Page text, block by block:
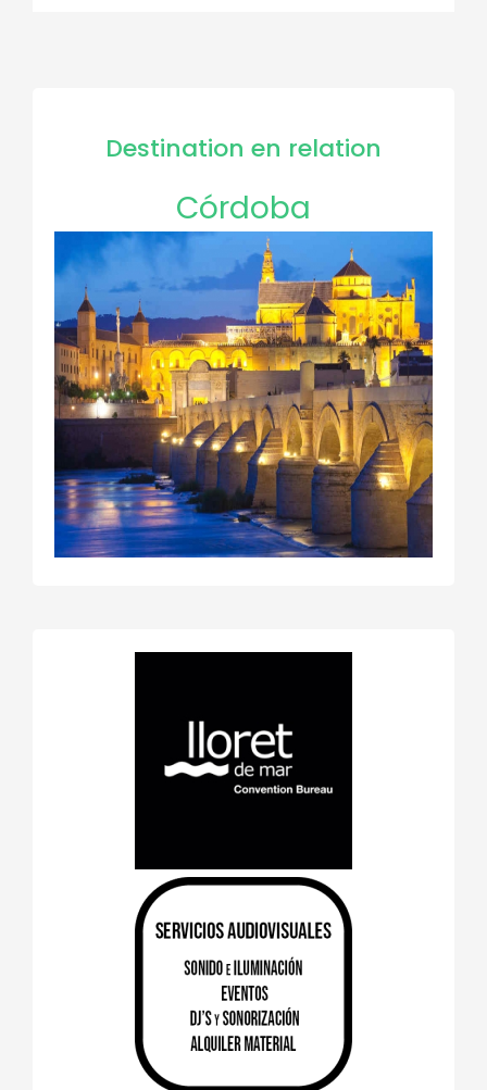
Destination en relation
Córdoba